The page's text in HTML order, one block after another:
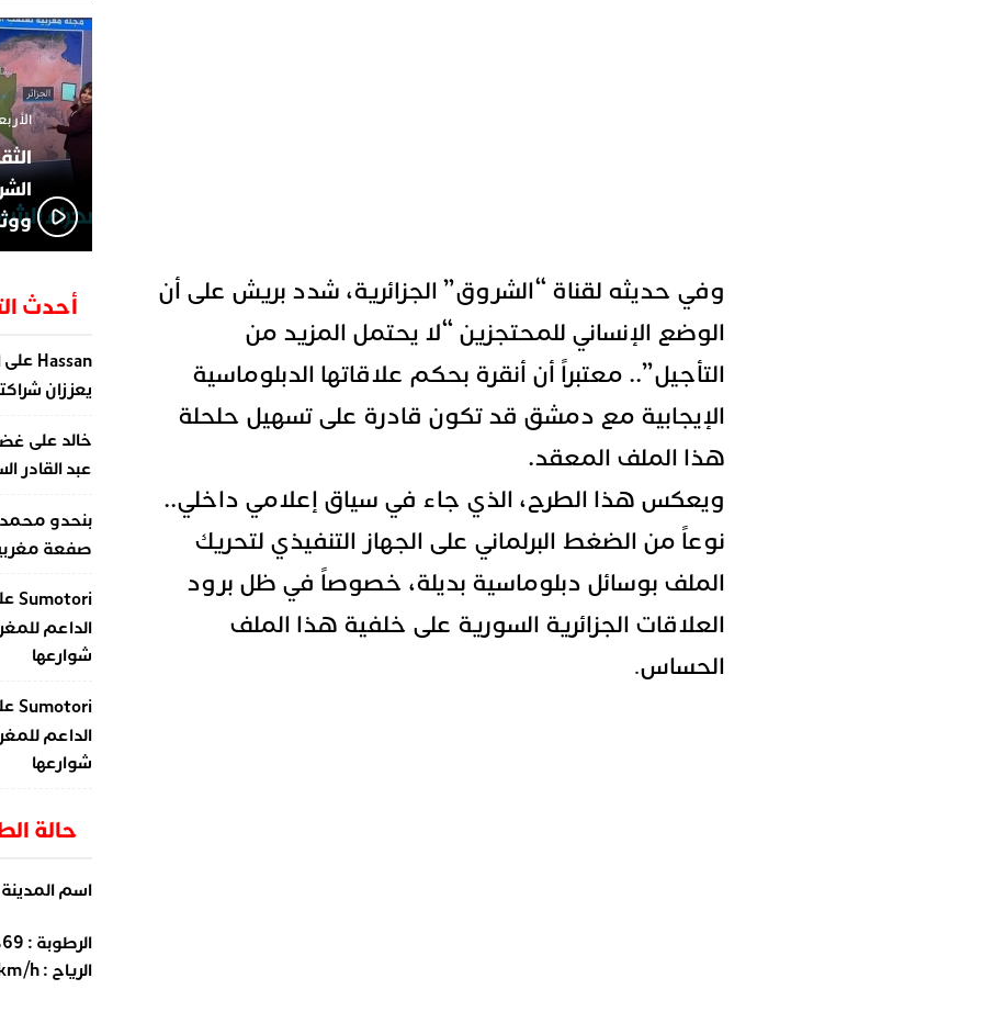
وفي حديثه لقناة “الشروق” الجزائرية، شدد بريش على أن
الوضع الإنساني للمحتجزين “لا يحتمل المزيد من
التأجيل”.. معتبراً أن أنقرة بحكم علاقاتها الدبلوماسية
الإيجابية مع دمشق قد تكون قادرة على تسهيل حلحلة
هذا الملف المعقد.
ويعكس هذا الطرح، الذي جاء في سياق إعلامي داخلي..
نوعاً من الضغط البرلماني على الجهاز التنفيذي لتحريك
الملف بوسائل دبلوماسية بديلة، خصوصاً في ظل برود
العلاقات الجزائرية السورية على خلفية هذا الملف
الحساس.
الأربعاء 13
أحدث
Hassan على
يعززان
خالد على
عبد القادر
بنحدو محمد
صفعة
Sumotori
الداعم
شوارعها
Sumotori
الداعم
شوارعها
حالة
اسم المدينة
الرطوبة : 69
الرياح :h